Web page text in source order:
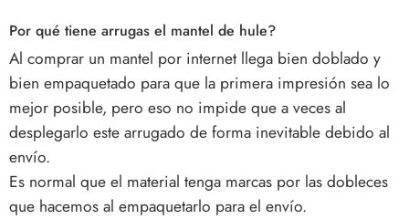
Por qué tiene arrugas el mantel de hule?
Al comprar un mantel por internet llega bien doblado y
bien empaquetado para que la primera impresión sea lo
mejor posible, pero eso no impide que a veces al
desplegarlo este arrugado de forma inevitable debido al
envío.
Es normal que el material tenga marcas por las dobleces
que hacemos al empaquetarlo para el envío.